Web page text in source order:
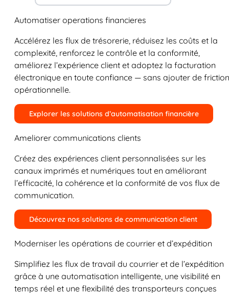
Automatiser operations financieres
Accélérez les flux de trésorerie, réduisez les coûts et la
complexité, renforcez le contrôle et la conformité,
améliorez l’expérience client et adoptez la facturation
électronique en toute confiance — sans ajouter de friction
opérationnelle.
Explorer les solutions d’automatisation financière
Ameliorer communications clients
Créez des expériences client personnalisées sur les
canaux imprimés et numériques tout en améliorant
l’efficacité, la cohérence et la conformité de vos flux de
communication.
Découvrez nos solutions de communication client
Moderniser les opérations de courrier et d’expédition
Simplifiez les flux de travail du courrier et de l’expédition
grâce à une automatisation intelligente, une visibilité en
temps réel et une flexibilité des transporteurs conçues